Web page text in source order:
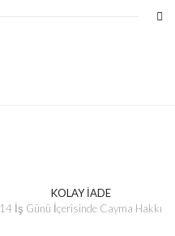
KOLAY İADE
14 İş Günü İçerisinde Cayma Hakkı